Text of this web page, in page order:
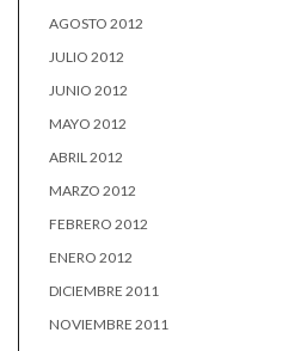
AGOSTO 2012
JULIO 2012
JUNIO 2012
MAYO 2012
ABRIL 2012
MARZO 2012
FEBRERO 2012
ENERO 2012
DICIEMBRE 2011
NOVIEMBRE 2011